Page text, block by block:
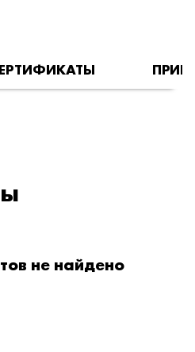
не найдено